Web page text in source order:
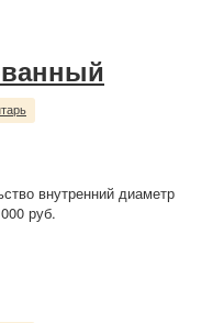
внутренний диаметр
руб.